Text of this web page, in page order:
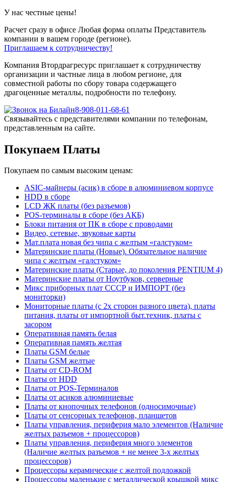
У нас честные цены!
Расчет сразу в офисе Любая форма оплаты Представитель
компании в вашем городе (регионе).
Приглашаем к сотрудничеству!
Компания Втордрагресурс приглашает к сотрудничеству
организации и частные лица в любом регионе, для
совместной работы по сбору товара содержащего
драгоценные металлы, подробности по телефону.
8-908-011-68-61
Связывайтесь с представителями компании по телефонам,
представленным на сайте.
Покупаем Платы
Покупаем по самым высоким ценам:
ASIC-майнеры (асик) в сборе в алюминиевом корпусе
HDD в сборе
LCD ЖК платы (без разъемов)
POS-терминалы в сборе (без АКБ)
Блоки питания от ПК в сборе с проводами
Видео, сетевые, звуковые карты
Мат.плата новая без чипа с желтым «галстуком»
Материнские платы (Новые). Обязательное наличие
чипа с желтым «галстуком»
Материнские платы (Старые, до поколения PENTIUM 4)
Материнские платы от Ноутбуков, серверные
Микс приборных плат СССР и ИМПОРТ (без
мониторки)
Мониторные платы (с 2х сторон разного цвета), платы
питания, платы от импортной быт.техник, платы с
засором
Оперативная память белая
Оперативная память желтая
Платы GSM белые
Платы GSM желтые
Платы от CD-ROM
Платы от HDD
Платы от POS-Терминалов
Платы от асиков алюминиевые
Платы от кнопочных телефонов (односимочные)
Платы от сенсорных телефонов, планшетов
Платы управления, периферия мало элементов (Наличие
желтых разъемов + процессоров)
Платы управления, периферия много элементов
(Наличие желтых разъемов + не менее 3-х желтых
процессоров)
Процессоры керамические с желтой подложкой
Процессоры маленькие с металлической крышкой микс